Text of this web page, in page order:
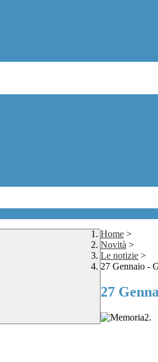
Home >
Novità >
Le notizie >
27 Gennaio -
27
.